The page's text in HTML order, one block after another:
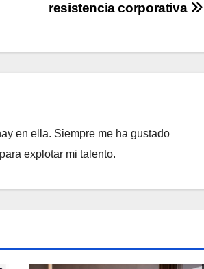
resistencia corporativa
en ella. Siempre me ha gustado
explotar mi talento.